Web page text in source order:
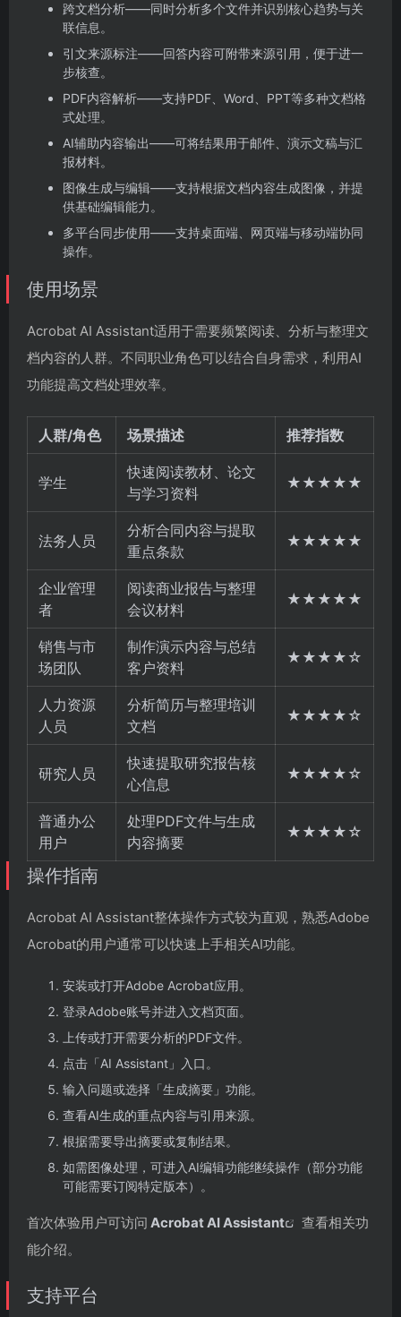
跨文档分析——同时分析多个文件并识别核心趋势与关
联信息。
引文来源标注——回答内容可附带来源引用，便于进一
步核查。
PDF内容解析——支持PDF、Word、PPT等多种文档格
式处理。
AI辅助内容输出——可将结果用于邮件、演示文稿与汇
报材料。
图像生成与编辑——支持根据文档内容生成图像，并提
供基础编辑能力。
多平台同步使用——支持桌面端、网页端与移动端协同
操作。
使用场景
Acrobat AI Assistant适用于需要频繁阅读、分析与整理文
档内容的人群。不同职业角色可以结合自身需求，利用AI
功能提高文档处理效率。
人群/角色 场景描述 推荐指数
学生
快速阅读教材、论文
与学习资料
★★★★★
法务人员
分析合同内容与提取
重点条款
★★★★★
企业管理
者
阅读商业报告与整理
会议材料
★★★★★
销售与市
场团队
制作演示内容与总结
客户资料
★★★★☆
人力资源
人员
分析简历与整理培训
文档
★★★★☆
研究人员
快速提取研究报告核
心信息
★★★★☆
普通办公
用户
处理PDF文件与生成
内容摘要
★★★★☆
操作指南
Acrobat AI Assistant整体操作方式较为直观，熟悉Adobe
Acrobat的用户通常可以快速上手相关AI功能。
安装或打开Adobe Acrobat应用。
登录Adobe账号并进入文档页面。
上传或打开需要分析的PDF文件。
点击「AI Assistant」入口。
输入问题或选择「生成摘要」功能。
查看AI生成的重点内容与引用来源。
根据需要导出摘要或复制结果。
如需图像处理，可进入AI编辑功能继续操作（部分功能
可能需要订阅特定版本）。
首次体验用户可访问 Acrobat AI Assistant
查看相关功
能介绍。
支持平台